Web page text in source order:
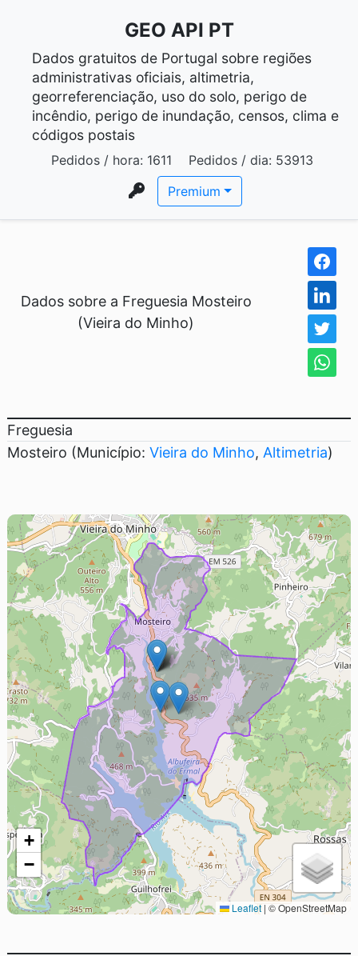
GEO API PT
Dados gratuitos de Portugal sobre regiões
administrativas oficiais, altimetria,
georreferenciação, uso do solo, perigo de
incêndio, perigo de inundação, censos, clima e
códigos postais
Pedidos / hora: 1611 Pedidos / dia: 53913
Premium
Dados sobre a Freguesia Mosteiro
(Vieira do Minho)
Freguesia
Mosteiro (Município: Vieira do Minho, Altimetria)
+
−
Leaflet | © OpenStreetMap